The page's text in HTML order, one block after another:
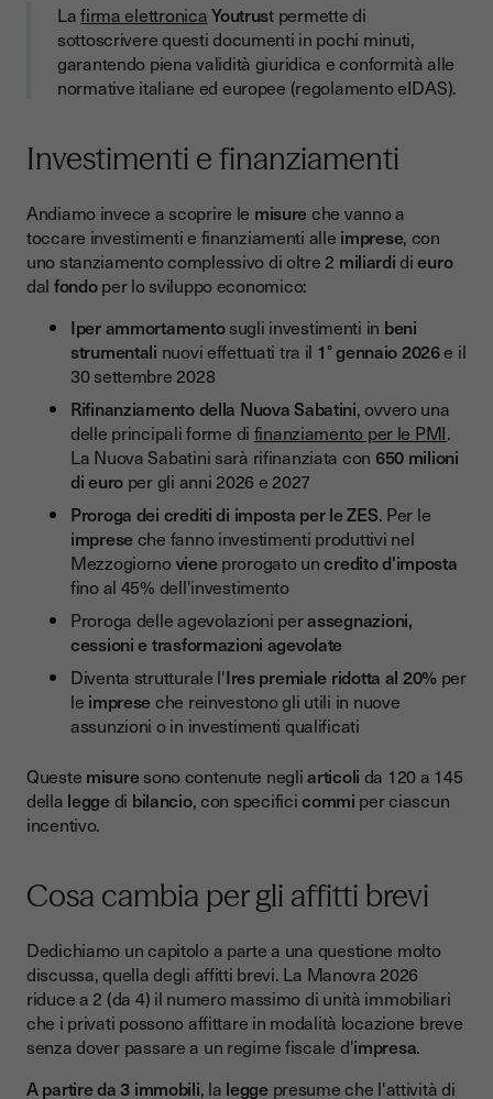
Lafirma elettronicaYoutrust permette di
sottoscrivere questi documenti in pochi minuti,
garantendo piena validità giuridica e conformità alle
normative italiane ed europee (regolamento eIDAS).
Investimenti e finanziamenti
Andiamo invece a scoprire le misureche vanno a
toccare investimenti e finanziamenti alle imprese, con
uno stanziamento complessivo di oltre 2 miliardidieuro
dal fondoper lo sviluppo economico:
Iper ammortamentosugli investimenti in beni
strumentali nuovi effettuati tra il 1° gennaio 2026e il
30 settembre 2028
Rifinanziamento della Nuova Sabatini, ovvero una
delle principali forme di finanziamento per le PMI.
La Nuova Sabatini sarà rifinanziata con 650 milioni
di euro per gli anni 2026 e 2027
Proroga dei crediti di imposta per le ZES. Per le
impreseche fanno investimenti produttivi nel
Mezzogiornovieneprorogato uncredito d'imposta
fino al 45% dell'investimento
Proroga delle agevolazioni perassegnazioni,
cessioni e trasformazioni agevolate
Diventa strutturale l'Ires premiale ridotta al 20% per
le impreseche reinvestono gli utili in nuove
assunzioni o in investimenti qualificati
Queste misuresono contenute negliarticoli da 120 a 145
della leggedi bilancio, con specificicommi per ciascun
incentivo.
Cosa cambia per gli affitti brevi
Dedichiamo un capitolo a parte a una questione molto
discussa, quella degli affitti brevi. La Manovra 2026
riduce a 2 (da 4) il numero massimo di unità immobiliari
che i privati possono affittare in modalità locazione breve
senza dover passare a un regime fiscale d'impresa.
A partire da 3 immobili, la leggepresume che l'attività di